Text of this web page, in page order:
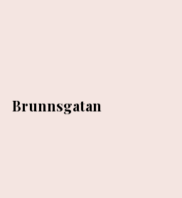
Brunnsgatan